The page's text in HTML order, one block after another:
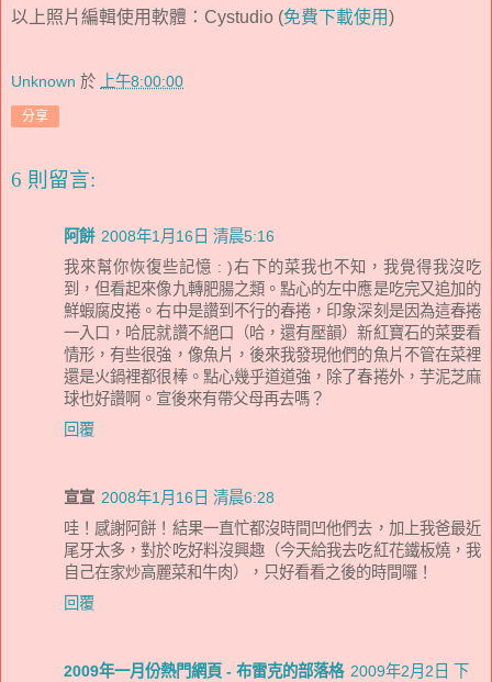
以上照片編輯使用軟體：Cystudio (免費下載使用)
Unknown 於 上午8:00:00
分享
6 則留言:
阿餅 2008年1月16日 清晨5:16
我來幫你恢復些記憶 : )右下的菜我也不知，我覺得我沒吃
到，但看起來像九轉肥腸之類。點心的左中應是吃完又追加的
鮮蝦腐皮捲。右中是讚到不行的春捲，印象深刻是因為這春捲
一入口，哈屁就讚不絕口（哈，還有壓韻）新紅寶石的菜要看
情形，有些很強，像魚片，後來我發現他們的魚片不管在菜裡
還是火鍋裡都很棒。點心幾乎道道強，除了春捲外，芋泥芝麻
球也好讚啊。宣後來有帶父母再去嗎？
回覆
宣宣 2008年1月16日 清晨6:28
哇！感謝阿餅！結果一直忙都沒時間凹他們去，加上我爸最近
尾牙太多，對於吃好料沒興趣（今天給我去吃紅花鐵板燒，我
自己在家炒高麗菜和牛肉），只好看看之後的時間囉！
回覆
2009年一月份熱門網頁 - 布雷克的部落格 2009年2月2日 下